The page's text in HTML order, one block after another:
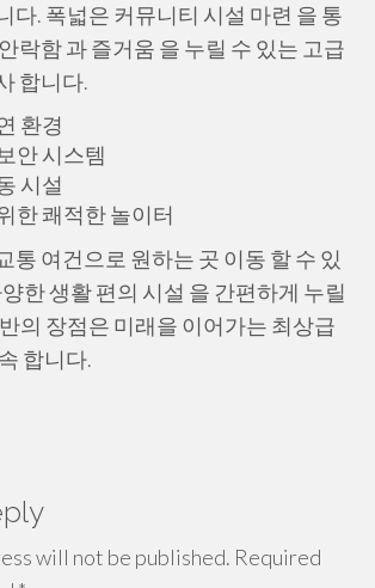
다. 폭넓은 커뮤니티 시설 마련 을 통
락함 과 즐거움 을 누릴 수 있는 고급
합니다.
환경
안 시스템
시설
한 쾌적한 놀이터
통 여건으로 원하는 곳 이동 할 수 있
한 생활 편의 시설 을 간편하게 누릴
의 장점은 미래을 이어가는 최상급
합니다.
will not be published. Required